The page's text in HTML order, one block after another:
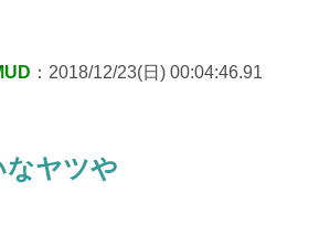
：2018/12/23(日) 00:04:46.91
なヤツや